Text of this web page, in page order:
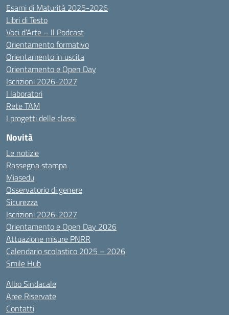
Esami di Maturità 2025-2026
Libri di Testo
Voci d’Arte – Il Podcast
Orientamento formativo
Orientamento in uscita
Orientamento e Open Day
Iscrizioni 2026-2027
I laboratori
Rete TAM
I progetti delle classi
Novità
Le notizie
Rassegna stampa
Miasedu
Osservatorio di genere
Sicurezza
Iscrizioni 2026-2027
Orientamento e Open Day 2026
Attuazione misure PNRR
Calendario scolastico 2025 – 2026
Smile Hub
Albo Sindacale
Aree Riservate
Contatti